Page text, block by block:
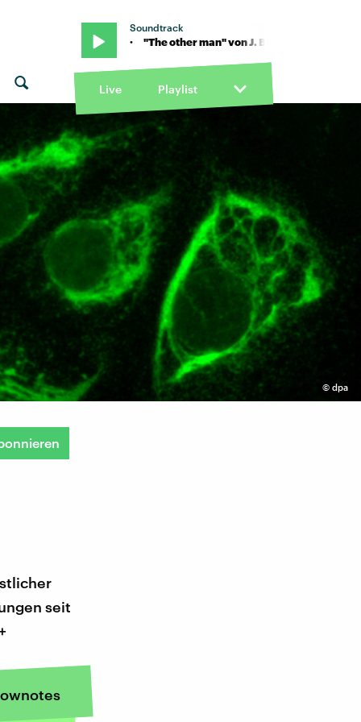
Soundtrack
J. Bernardt · "The other man" von J. Bernardt · "The other man"
Live Playlist
© dpa
seit